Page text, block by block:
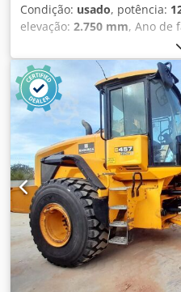
Condição: usado, potência:
elevação: 2.750 mm, Ano de
,
(C x L x A): 772 x 264 x 328
de motor: Doosan Doosan